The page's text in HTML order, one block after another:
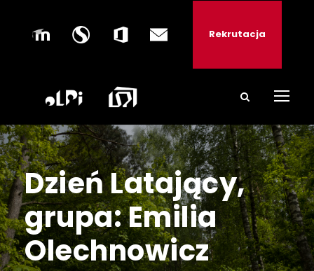
Rekrutacja
Dzień Latający,
grupa: Emilia
Olechnowicz